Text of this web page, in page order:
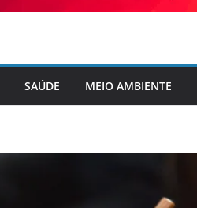
SAÚDE MEIO AMBIENTE